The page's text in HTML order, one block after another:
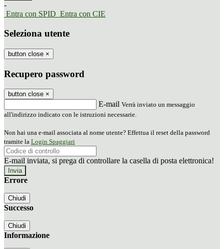
-
Entra con SPID Entra con CIE
Seleziona utente
button close ×
Recupero password
button close ×
E-mail Verrà inviato un messaggio
all'indirizzo indicato con le istruzioni necessarie.
Non hai una e-mail associata al nome utente? Effettua il reset della password
tramite la Login Spaggiari
E-mail inviata, si prega di controllare la casella di posta elettronica!
Errore
Chiudi
Successo
Chiudi
Informazione